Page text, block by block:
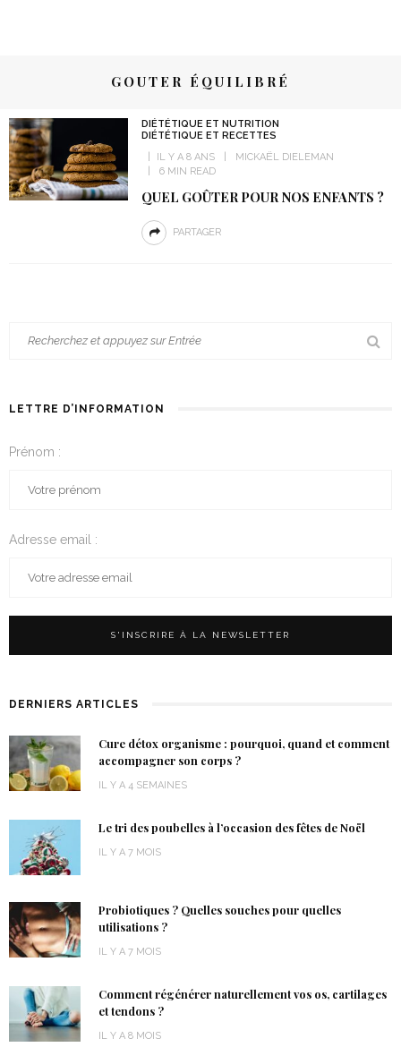
GOUTER ÉQUILIBRÉ
DIÉTÉTIQUE ET NUTRITION
DIÉTÉTIQUE ET RECETTES
IL Y A 8 ANS
MICKAËL DIELEMAN
6 MIN READ
QUEL GOÛTER POUR NOS ENFANTS ?
PARTAGER
LETTRE D’INFORMATION
Prénom :
Adresse email :
DERNIERS ARTICLES
Cure détox organisme : pourquoi, quand et comment
accompagner son corps ?
IL Y A 4 SEMAINES
Le tri des poubelles à l’occasion des fêtes de Noël
IL Y A 7 MOIS
Probiotiques ? Quelles souches pour quelles
utilisations ?
IL Y A 7 MOIS
Comment régénérer naturellement vos os, cartilages
et tendons ?
IL Y A 8 MOIS